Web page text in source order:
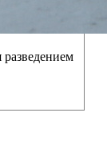
разведением